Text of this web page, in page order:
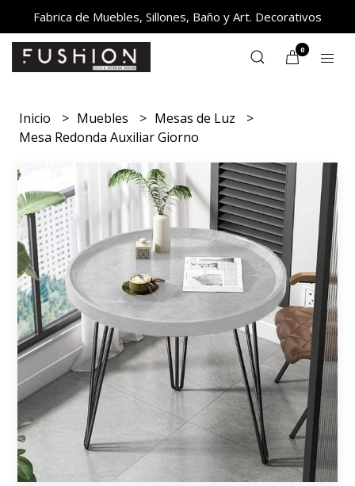
Fabrica de Muebles, Sillones, Baño y Art. Decorativos
0
Inicio Muebles
Mesas de Luz
Mesa Redonda Auxiliar Giorno